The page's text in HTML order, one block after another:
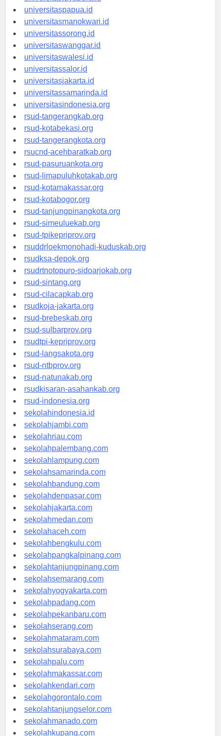
universitasjayapura.id
universitaspapua.id
universitasmanokwari.id
universitassorong.id
universitaswanggar.id
universitaswalesi.id
universitassalor.id
universitasjakarta.id
universitassamarinda.id
universitasindonesia.org
rsud-tangerangkab.org
rsud-kotabekasi.org
rsud-tangerangkota.org
rsucnd-acehbaratkab.org
rsud-pasuruankota.org
rsud-limapuluhkotakab.org
rsud-kotamakassar.org
rsud-kotabogor.org
rsud-tanjungpinangkota.org
rsud-simeuluekab.org
rsud-tpikepriprov.org
rsuddrloekmonohadi-kuduskab.org
rsudksa-depok.org
rsudrtnotopuro-sidoarjokab.org
rsud-sintang.org
rsud-cilacapkab.org
rsudkoja-jakarta.org
rsud-brebeskab.org
rsud-sulbarprov.org
rsudtpi-kepriprov.org
rsud-langsakota.org
rsud-ntbprov.org
rsud-natunakab.org
rsudkisaran-asahankab.org
rsud-indonesia.org
sekolahindonesia.id
sekolahjambi.com
sekolahriau.com
sekolahpalembang.com
sekolahlampung.com
sekolahsamarinda.com
sekolahbandung.com
sekolahdenpasar.com
sekolahjakarta.com
sekolahmedan.com
sekolahaceh.com
sekolahbengkulu.com
sekolahpangkalpinang.com
sekolahtanjungpinang.com
sekolahsemarang.com
sekolahyogyakarta.com
sekolahpadang.com
sekolahpekanbaru.com
sekolahserang.com
sekolahmataram.com
sekolahsurabaya.com
sekolahpalu.com
sekolahmakassar.com
sekolahkendari.com
sekolahgorontalo.com
sekolahtanjungselor.com
sekolahmanado.com